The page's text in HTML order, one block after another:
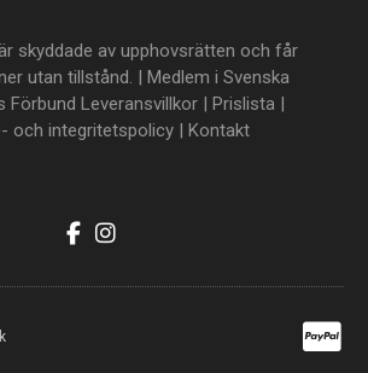
skyddade av upphovsrätten och får
utan tillstånd. | Medlem i Svenska
Förbund Leveransvillkor | Prislista |
och integritetspolicy | Kontakt